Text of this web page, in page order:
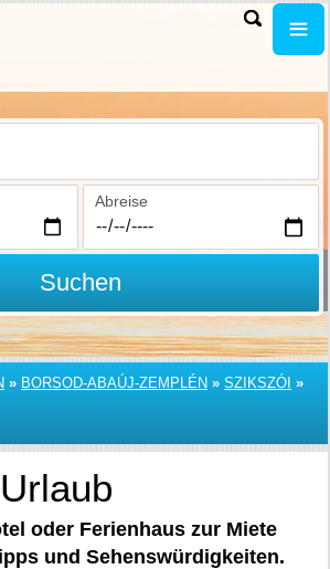
Abreise
Suchen
» BORSOD-ABAÚJ-ZEMPLÉN » SZIKSZÓI »
oder Ferienhaus zur Miete
und Sehenswürdigkeiten.